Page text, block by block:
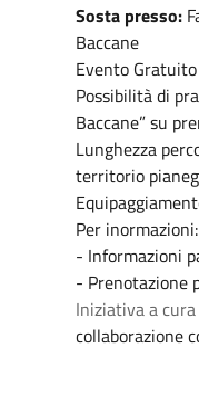
Sosta presso:
Baccane
Evento Gratuito
Possibilità di
Baccane” su
Lunghezza
territorio
Per inormazioni:
- Informazioni
- Prenotazione
Iniziativa a cura
collaborazione